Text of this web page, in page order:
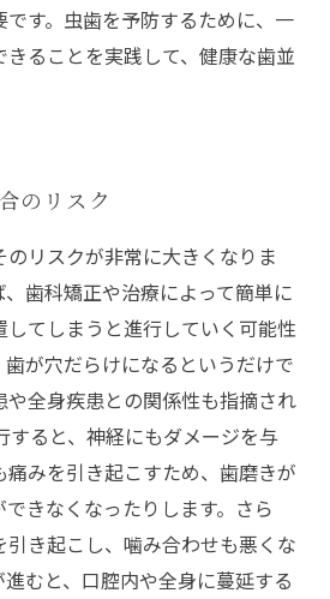
す。虫歯を予防するために、一
ることを実践して、健康な歯並
のリスク
リスクが非常に大きくなりま
歯科矯正や治療によって簡単に
てしまうと進行していく可能性
が穴だらけになるというだけで
全身疾患との関係性も指摘され
すると、神経にもダメージを与
痛みを引き起こすため、歯磨きが
きなくなったりします。さら
引き起こし、噛み合わせも悪くな
むと、口腔内や全身に蔓延する